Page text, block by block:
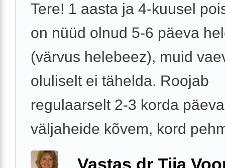
Tere! 1 aasta ja 4-kuusel
on nüüd olnud 5-6 päeva
(värvus helebeez), muid
oluliselt ei tähelda. Roojab
regulaarselt 2-3 korda
väljaheide kõvem, kord
Vastas dr Tiia